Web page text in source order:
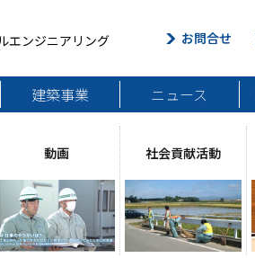
エンジニアリング お問合せ
建築事業 ニュース
動画 社会貢献活動